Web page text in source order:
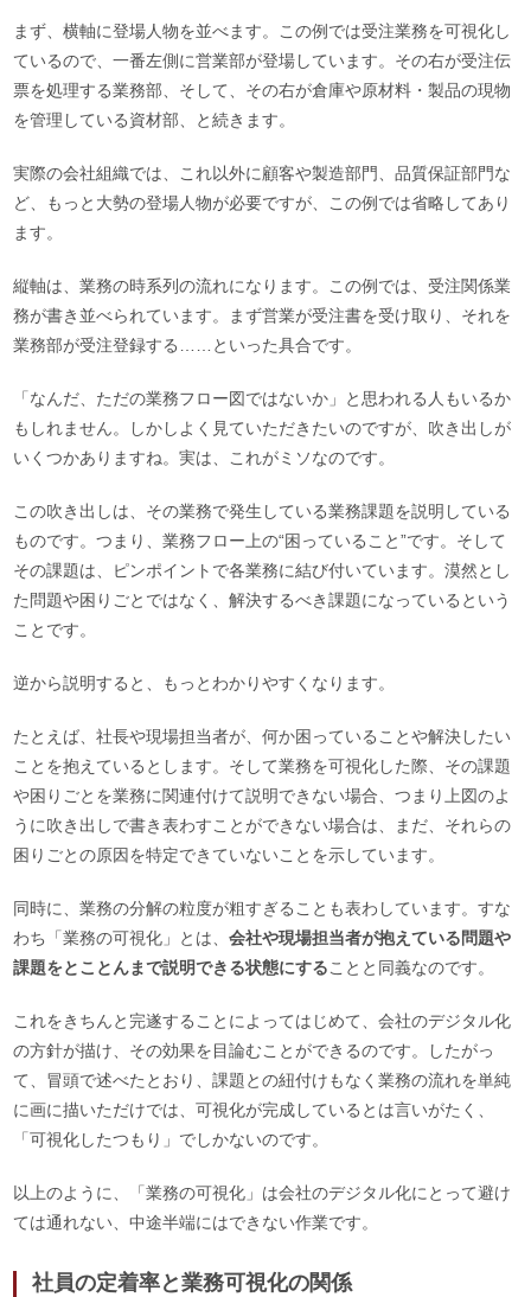
まず、横軸に登場人物を並べます。この例では受注業務を可視化し
ているので、一番左側に営業部が登場しています。その右が受注伝
票を処理する業務部、そして、その右が倉庫や原材料・製品の現物
を管理している資材部、と続きます。
実際の会社組織では、これ以外に顧客や製造部門、品質保証部門な
ど、もっと大勢の登場人物が必要ですが、この例では省略してあり
ます。
縦軸は、業務の時系列の流れになります。この例では、受注関係業
務が書き並べられています。まず営業が受注書を受け取り、それを
業務部が受注登録する……といった具合です。
「なんだ、ただの業務フロー図ではないか」と思われる人もいるか
もしれません。しかしよく見ていただきたいのですが、吹き出しが
いくつかありますね。実は、これがミソなのです。
この吹き出しは、その業務で発生している業務課題を説明している
ものです。つまり、業務フロー上の“困っていること”です。そして
その課題は、ピンポイントで各業務に結び付いています。漠然とし
た問題や困りごとではなく、解決するべき課題になっているという
ことです。
逆から説明すると、もっとわかりやすくなります。
たとえば、社長や現場担当者が、何か困っていることや解決したい
ことを抱えているとします。そして業務を可視化した際、その課題
や困りごとを業務に関連付けて説明できない場合、つまり上図のよ
うに吹き出しで書き表わすことができない場合は、まだ、それらの
困りごとの原因を特定できていないことを示しています。
同時に、業務の分解の粒度が粗すぎることも表わしています。すな
わち「業務の可視化」とは、会社や現場担当者が抱えている問題や
課題をとことんまで説明できる状態にすることと同義なのです。
これをきちんと完遂することによってはじめて、会社のデジタル化
の方針が描け、その効果を目論むことができるのです。したがっ
て、冒頭で述べたとおり、課題との紐付けもなく業務の流れを単純
に画に描いただけでは、可視化が完成しているとは言いがたく、
「可視化したつもり」でしかないのです。
以上のように、「業務の可視化」は会社のデジタル化にとって避け
ては通れない、中途半端にはできない作業です。
社員の定着率と業務可視化の関係